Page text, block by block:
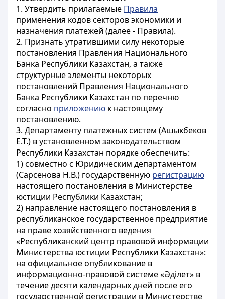
1. Утвердить прилагаемые Правила
применения кодов секторов экономики и
назначения платежей (далее - Правила).
2. Признать утратившими силу некоторые
постановления Правления Национального
Банка Республики Казахстан, а также
структурные элементы некоторых
постановлений Правления Национального
Банка Республики Казахстан по перечню
согласно приложению к настоящему
постановлению.
3. Департаменту платежных систем (Ашыкбеков
Е.Т.) в установленном законодательством
Республики Казахстан порядке обеспечить:
1) совместно с Юридическим департаментом
(Сарсенова Н.В.) государственную регистрацию
настоящего постановления в Министерстве
юстиции Республики Казахстан;
2) направление настоящего постановления в
республиканское государственное предприятие
на праве хозяйственного ведения
«Республиканский центр правовой информации
Министерства юстиции Республики Казахстан»:
на официальное опубликование в
информационно-правовой системе «Әділет» в
течение десяти календарных дней после его
государственной регистрации в Министерстве